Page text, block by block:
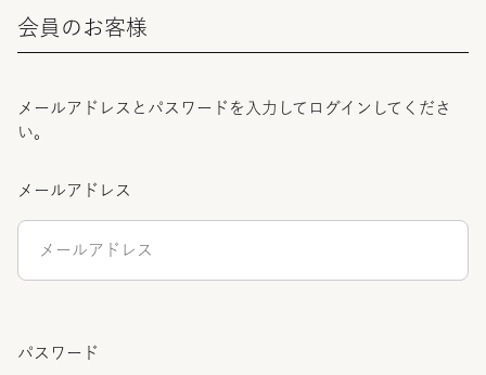
コレクション
会員のお客様
メールアドレスとパスワードを入力してログインしてくださ
い。
メールアドレス
パスワード